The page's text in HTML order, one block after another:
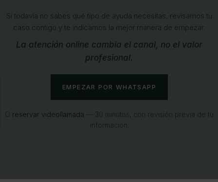
Si todavía no sabes qué tipo de ayuda necesitas, revisamos tu
caso contigo y te indicamos la mejor manera de empezar.
La atención online cambia el canal, no el valor
profesional.
EMPEZAR POR WHATSAPP
O reservar videollamada — 30 minutos, con revisión previa de tu
información.